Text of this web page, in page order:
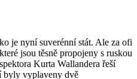
je nyní suverénní stát. Ale za ofi
jsou těsně propojeny s ruskou
Kurta Wallandera řeší
byly vyplaveny dvě